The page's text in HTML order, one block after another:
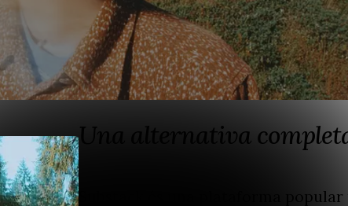
Una alternativa
Substack és una plataforma